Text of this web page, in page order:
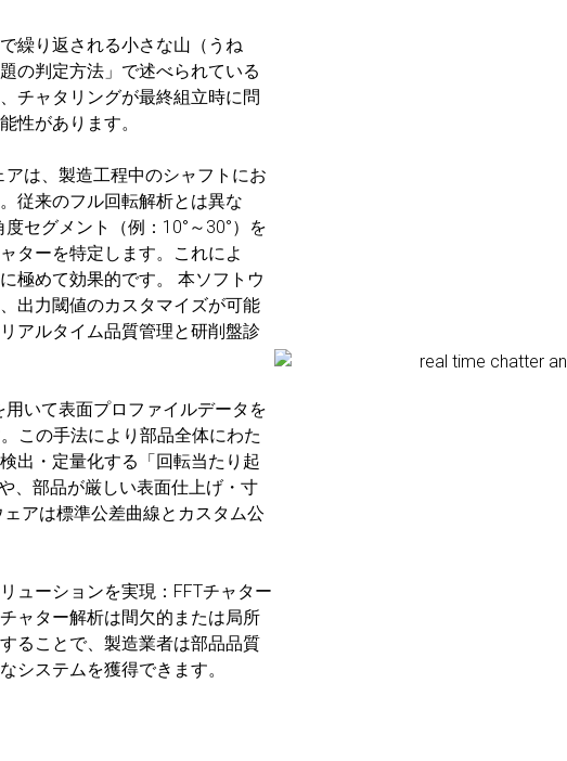
繰り返される小さな山（うね
の判定方法」で述べられている
チャタリングが最終組立時に問
性があります。
は、製造工程中のシャフトにお
従来のフル回転解析とは異な
セグメント（例：10°～30°）を
ターを特定します。これによ
極めて効果的です。 本ソフトウ
出力閾値のカスタマイズが可能
アルタイム品質管理と研削盤診
いて表面プロファイルデータを
この手法により部品全体にわた
出・定量化する「回転当たり起
、部品が厳しい表面仕上げ・寸
アは標準公差曲線とカスタム公
ューションを実現：FFTチャター
ャター解析は間欠的または局所
ることで、製造業者は部品品質
システムを獲得できます。